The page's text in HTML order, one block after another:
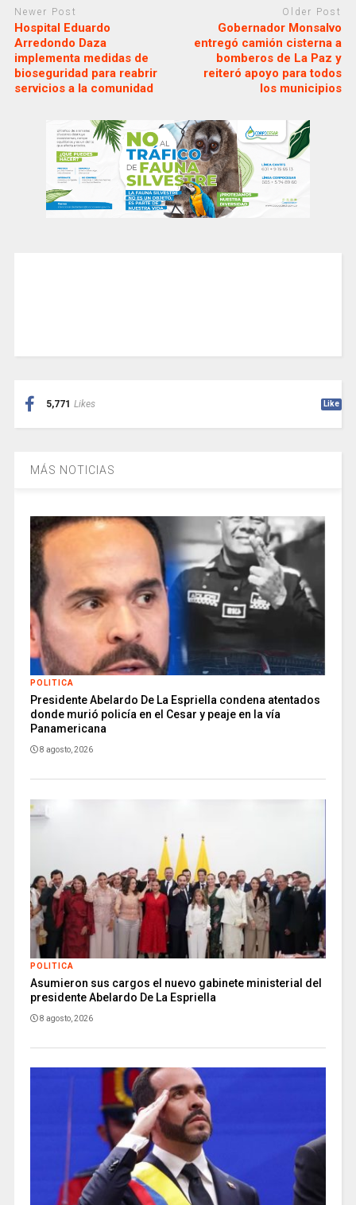
Newer Post
Hospital Eduardo
Arredondo Daza
implementa medidas de
bioseguridad para reabrir
servicios a la comunidad
Older Post
Gobernador Monsalvo
entregó camión cisterna a
bomberos de La Paz y
reiteró apoyo para todos
los municipios
5,771 Likes Like
MÁS NOTICIAS
POLITICA
Presidente Abelardo De La Espriella condena atentados
donde murió policía en el Cesar y peaje en la vía
Panamericana
8 agosto, 2026
POLITICA
Asumieron sus cargos el nuevo gabinete ministerial del
presidente Abelardo De La Espriella
8 agosto, 2026